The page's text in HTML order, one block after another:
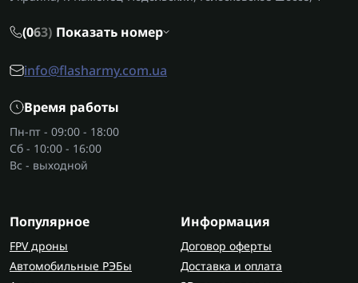
(063) Показать номер
info@flasharmy.com.ua
Время работы
Пн-пт - 09:00 - 18:00
Сб - 10:00 - 16:00
Вс - выходной
Популярное
FPV дроны
Автомобильные РЭБы
Информация
Договор оферты
Доставка и оплата